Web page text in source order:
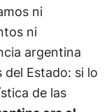
ni
ni
argentina
del Estado: si lo
de las